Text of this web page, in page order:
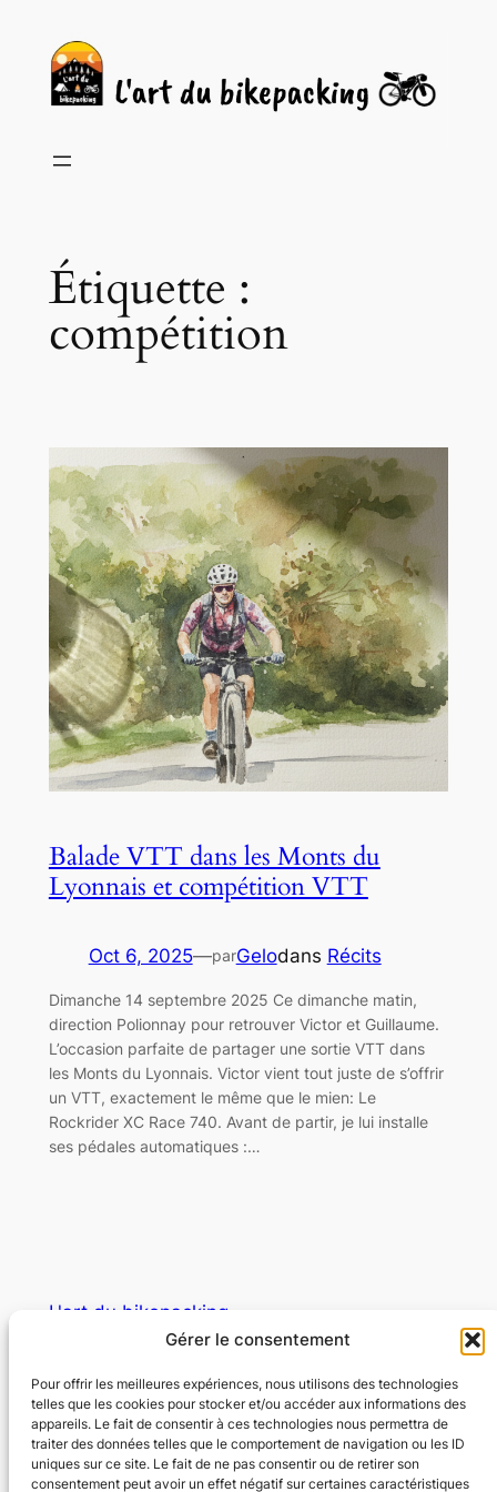
Gérer le consentement
Pour offrir les meilleures expériences, nous utilisons des technologies
telles que les cookies pour stocker et/ou accéder aux informations des
appareils. Le fait de consentir à ces technologies nous permettra de
traiter des données telles que le comportement de navigation ou les ID
uniques sur ce site. Le fait de ne pas consentir ou de retirer son
consentement peut avoir un effet négatif sur certaines caractéristiques
contenu
Étiquette :
compétition
Balade VTT dans les Monts du
Lyonnais et compétition VTT
Oct 6, 2025—parGelodans Récits
Dimanche 14 septembre 2025 Ce dimanche matin,
direction Polionnay pour retrouver Victor et Guillaume.
L’occasion parfaite de partager une sortie VTT dans
les Monts du Lyonnais. Victor vient tout juste de s’offrir
un VTT, exactement le même que le mien: Le
Rockrider XC Race 740. Avant de partir, je lui installe
ses pédales automatiques :…
L'art du bikepacking
© Copyright – L’art du bikepacking – Tous
droits réservés